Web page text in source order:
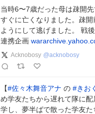
当時6〜7歳だった母は疎開
すぐに亡くなりました。疎
ようにして逃げました。 戦
連携企画
Acknobosy @acknobosy
【#佐々木舞音アナ の #きお
め学友たちから遅れて隊に
学し、夢半ばで散った学友